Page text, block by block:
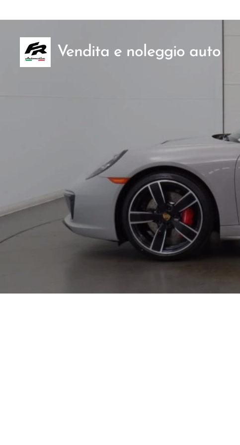
Vendita e noleggio auto